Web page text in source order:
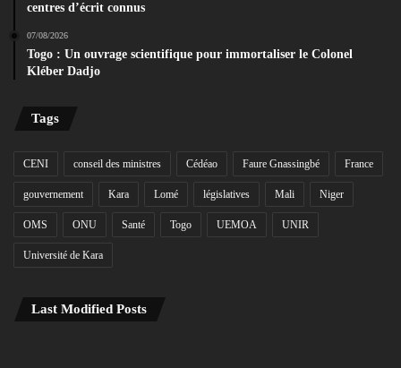
centres d’écrit connus
07/08/2026
Togo : Un ouvrage scientifique pour immortaliser le Colonel
Kléber Dadjo
Tags
CENI conseil des ministres Cédéao Faure Gnassingbé France
gouvernement Kara Lomé législatives Mali Niger
OMS ONU Santé Togo UEMOA UNIR
Université de Kara
Last Modified Posts